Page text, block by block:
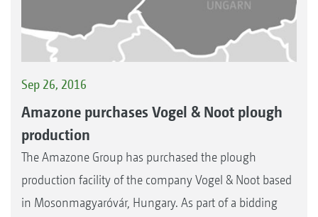
Sep 26, 2016
Amazone purchases Vogel & Noot plough
production
The Amazone Group has purchased the plough
production facility of the company Vogel & Noot based
in Mosonmagyaróvár, Hungary. As part of a bidding